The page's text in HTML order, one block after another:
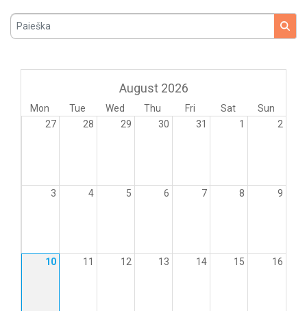
Paieška
August 2026
Mon Tue Wed Thu Fri Sat
Sun
27
28 29 30 31 1 2
3 4 5 6 7 8 9
10 11 12 13 14 15 16